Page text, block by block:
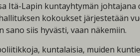
Itä-Lapin kuntayhtymän
kokoukset järjestetään
sano siis hyvästi, vaan näkemiin.
kuntalaisia, muiden